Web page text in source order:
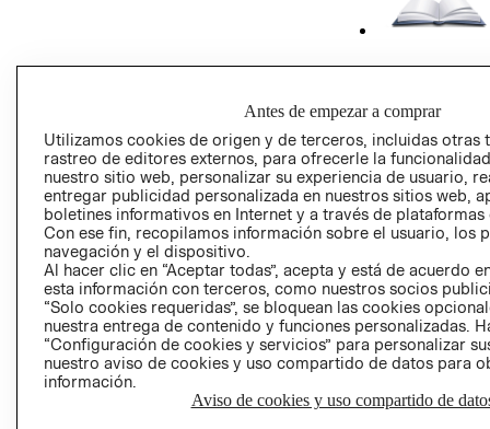
GIFT CARD
AVISO DE
Perú (S/)
CAMBIAR REGIÓN
Antes de empezar a comprar
Utilizamos cookies de origen y de terceros, incluidas otras
rastreo de editores externos, para ofrecerle la
nuestro sitio web, personalizar su experiencia de usuario,
entregar publicidad personalizada en nuestros sitios web,
boletines informativos en Internet y a través de plataformas
Con ese fin, recopilamos información sobre el usuario, los
navegación y el dispositivo.
Al hacer clic en “Aceptar todas”, acepta y está de acuerdo
esta información con terceros, como nuestros socios
“Solo cookies requeridas”, se bloquean las cookies
nuestra entrega de contenido y funciones personalizadas.
“Configuración de cookies y servicios” para personalizar
nuestro aviso de cookies y uso compartido de datos para
información.
Aviso de cookies y uso compartido de